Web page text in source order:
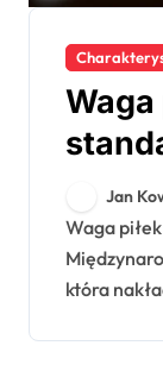
Jan
Waga piłek tenisowych jest regulowana przez
która